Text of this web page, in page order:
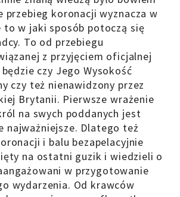
przebieg koronacji wyznacza w
to w jaki sposób potoczą się
To od przebiegu
z przyjęciem oficjalnej
czy Jego Wysokość
czy też nienawidzony przez
Brytanii. Pierwsze wrażenie
na swych poddanych jest
najważniejsze. Dlatego też
i balu bezapelacyjnie
na ostatni guzik i wiedzieli o
w przygotowanie
wydarzenia. Od krawców